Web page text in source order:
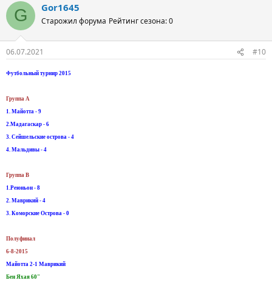
G Gor1645
Старожил форума Рейтинг сезона: 0
06.07.2021 #10
Футбольный турнир 2015
Группа А
1. Майотта - 9
2.Мадагаскар - 6
3. Сейшельские острова - 4
4. Мальдивы - 4
Группа B
1.Реюньон - 8
2. Маврикий - 4
3. Коморские Острова - 0
Полуфинал
6-8-2015
Майотта 2-1 Маврикий
Бен Яхая 60"